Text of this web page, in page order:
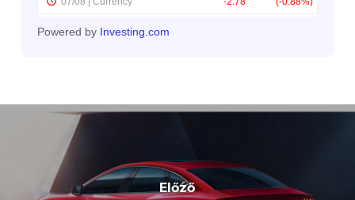
Powered by Investing.com
Előző